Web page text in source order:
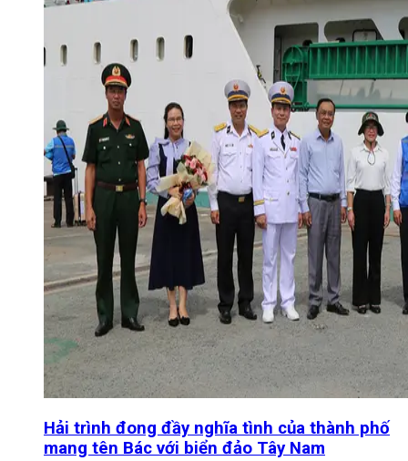
Hải trình đong đầy nghĩa tình của thành phố
mang tên Bác với biển đảo Tây Nam